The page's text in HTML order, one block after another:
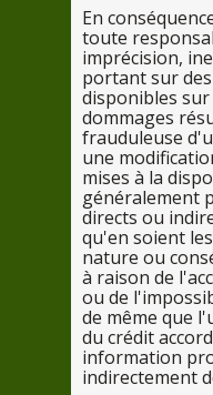
En
toute
imprécision,
portantsurdes
disponibles sur
dommages
frauduleuse d'
une
mises à la di
généralement
directs ou
qu'en soient les
nature ou
à raison de
ou de
de même que
du crédit
information
indirectement